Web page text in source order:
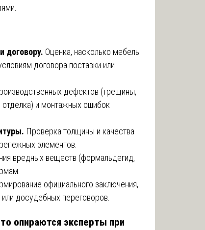
договору. Оценка, насколько мебель
договора поставки или
дефектов (трещины,
и монтажных ошибок
Проверка толщины и качества
элементов.
вредных веществ (формальдегид,
официального заключения,
досудебных переговоров.
опираются эксперты при